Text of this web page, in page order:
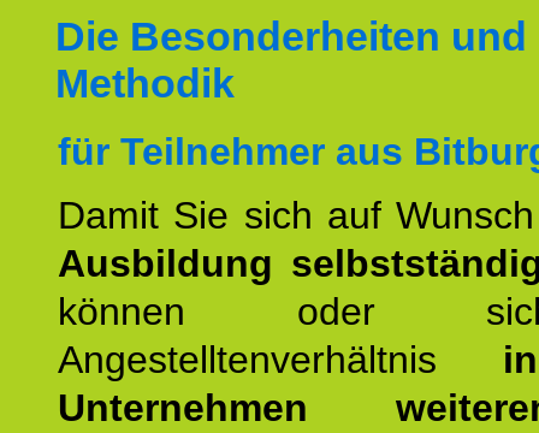
Die Besonderheiten und
Methodik
für Teilnehmer aus
Damit Sie sich auf
Ausbildung
können oder
Angestelltenverhältnis
Unternehmen